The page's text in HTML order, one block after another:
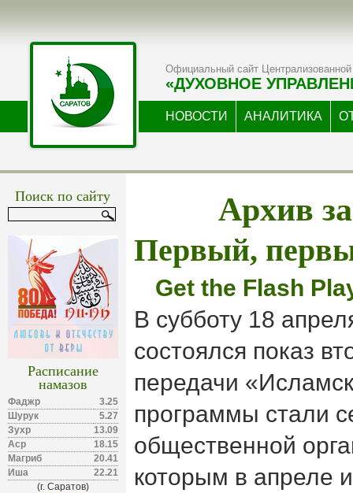
Официальный сайт Централизованной
«ДУХОВНОЕ
НОВОСТИ АНАЛИТИКА
Поиск по сайту
Расписание
намазов
Фаджр
3.25
Шурук
5.27
Зухр
13.09
Аср
18.15
Магриб
20.41
Иша
22.21
(г. Саратов)
Архив
Первый,
Get the Flash
В субботу 18
состоялся показ
передачи
программы стали
общественной
которым в апреле